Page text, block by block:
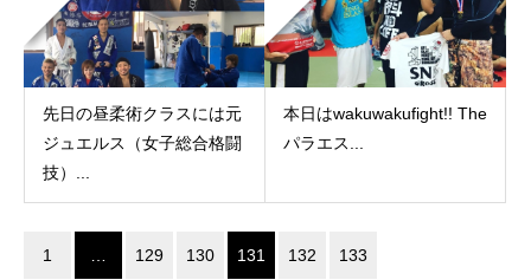
先日の昼柔術クラスには元
ジュエルス（女子総合格闘
技）...
本日はwakuwakufight!! The
パラエス...
1 129 130 131 132 133